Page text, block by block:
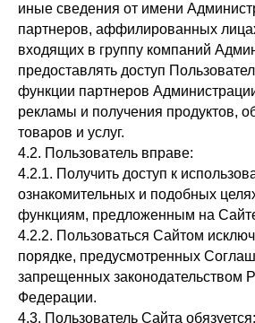
иные сведения от имени
партнеров, аффилированных
входящих в группу компаний
предоставлять доступ
функции партнеров
рекламы и получения продуктов,
товаров и услуг.
4.2. Пользователь вправе:
4.2.1. Получить доступ к
ознакомительных и подобных
функциям, предложенным на
4.2.2. Пользоваться Сайтом
порядке, предусмотренных
запрещенных законодательством
Федерации.
4.3. Пользователь Сайта обязуется: